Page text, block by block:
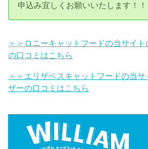
申込み宜しくお願いいたします！！
＞＞ロニーキャットフードの当サイ
の口コミはこちら
＞＞エリザベスキャットフードの当
ザーの口コミはこちら